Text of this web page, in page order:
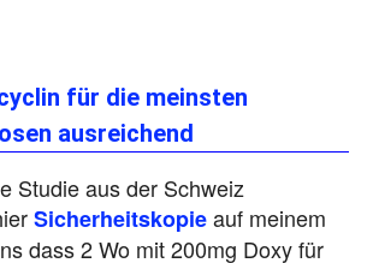
für die meinsten
ausreichend
Studie aus der Schweiz
Sicherheitskopieauf meinem
dass 2 Wo mit 200mg Doxy für